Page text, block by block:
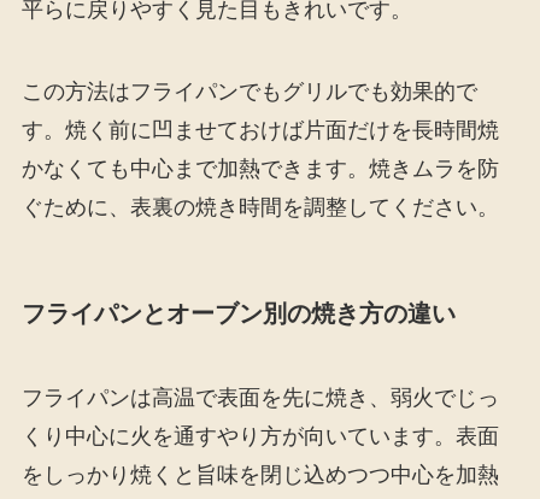
平らに戻りやすく見た目もきれいです。
この方法はフライパンでもグリルでも効果的で
す。焼く前に凹ませておけば片面だけを長時間焼
かなくても中心まで加熱できます。焼きムラを防
ぐために、表裏の焼き時間を調整してください。
フライパンとオーブン別の焼き方の違い
フライパンは高温で表面を先に焼き、弱火でじっ
くり中心に火を通すやり方が向いています。表面
をしっかり焼くと旨味を閉じ込めつつ中心を加熱